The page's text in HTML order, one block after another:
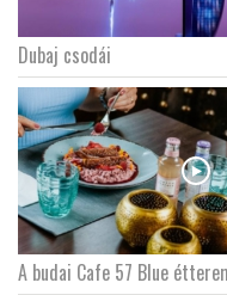
Dubaj csodái
A budai Cafe 57 Blue